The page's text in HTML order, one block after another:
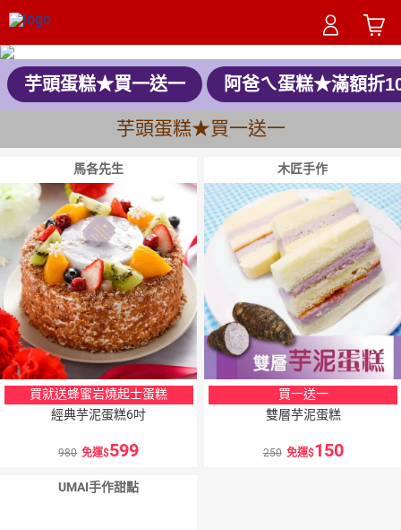
芋頭蛋糕★買一送一 阿爸ㄟ蛋糕★滿額折
芋頭蛋糕★買一送一
馬各先生
買就送蜂蜜岩燒起士蛋糕
經典芋泥蛋糕6吋
980 免運 599
木匠手作
買一送一
雙層芋泥蛋糕
250 免運 150
UMAI手作甜點